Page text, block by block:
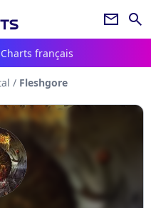
newsletter search
Charts français
/ Fleshgore